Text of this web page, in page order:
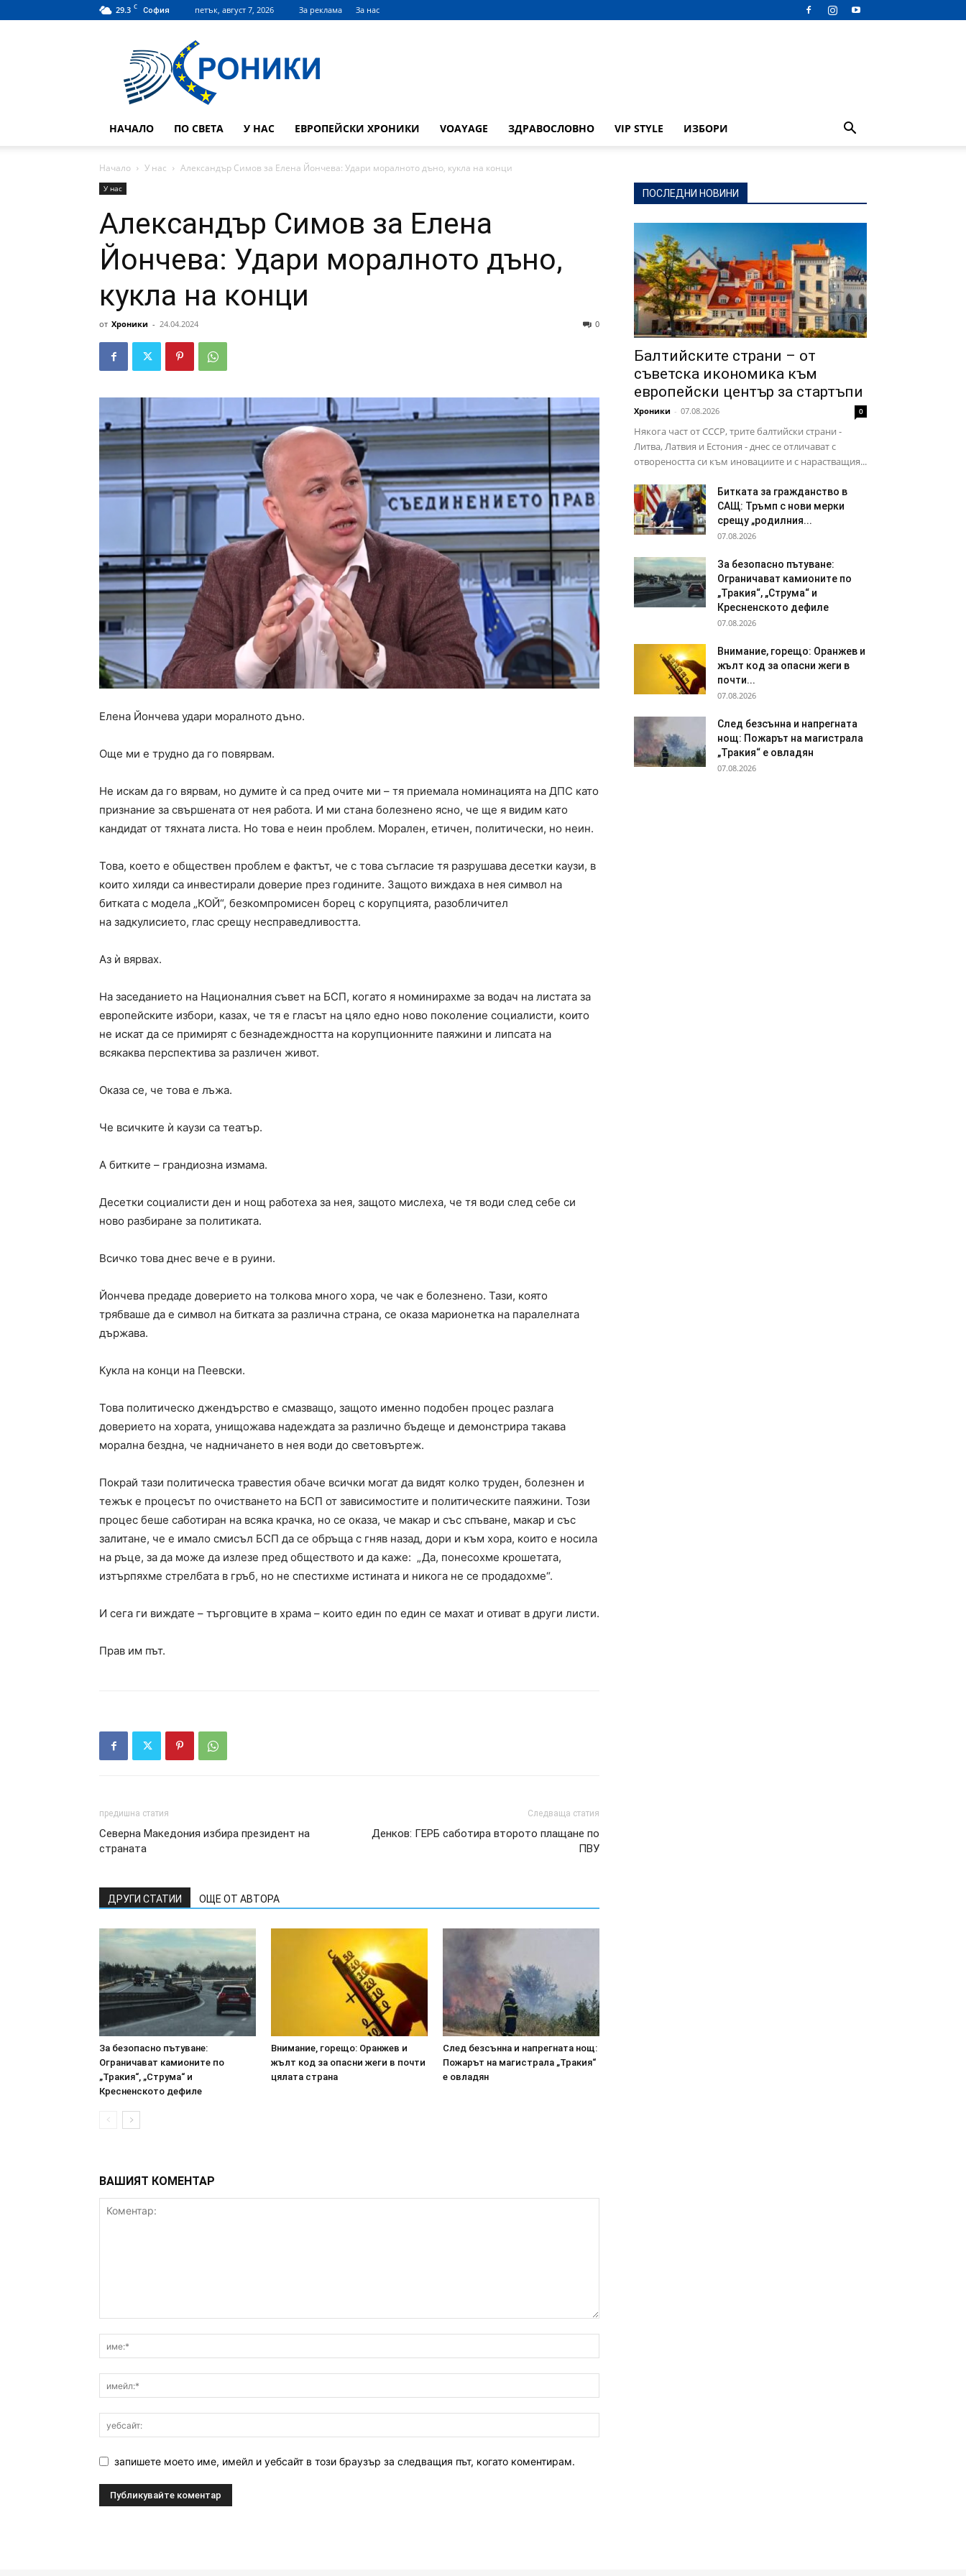
29.3 C София петък, август 7, 2026 За реклама За нас
НАЧАЛО ПО СВЕТА У НАС ЕВРОПЕЙСКИ ХРОНИКИ VOAYAGE ЗДРАВОСЛОВНО VIP STYLE ИЗБОРИ
Начало У нас Александър Симов за Елена Йончева: Удари моралното дъно, кукла на конци
У нас
Александър Симов за Елена
Йончева: Удари моралното дъно,
кукла на конци
от Хроники - 24.04.2024 0
Елена Йончева удари моралното дъно.
Още ми е трудно да го повярвам.
Не искам да го вярвам, но думите ѝ са пред очите ми – тя приемала номинацията на ДПС като
признание за свършената от нея работа. И ми стана болезнено ясно, че ще я видим като
кандидат от тяхната листа. Но това е неин проблем. Морален, етичен, политически, но неин.
Това, което е обществен проблем е фактът, че с това съгласие тя разрушава десетки каузи, в
които хиляди са инвестирали доверие през годините. Защото виждаха в нея символ на
битката с модела „КОЙ“, безкомпромисен борец с корупцията, разобличител
на задкулисието, глас срещу несправедливостта.
Аз ѝ вярвах.
На заседанието на Националния съвет на БСП, когато я номинирахме за водач на листата за
европейските избори, казах, че тя е гласът на цяло едно ново поколение социалисти, които
не искат да се примирят с безнадеждността на корупционните паяжини и липсата на
всякаква перспектива за различен живот.
Оказа се, че това е лъжа.
Че всичките ѝ каузи са театър.
А битките – грандиозна измама.
Десетки социалисти ден и нощ работеха за нея, защото мислеха, че тя води след себе си
ново разбиране за политиката.
Всичко това днес вече е в руини.
Йончева предаде доверието на толкова много хора, че чак е болезнено. Тази, която
трябваше да е символ на битката за различна страна, се оказа марионетка на паралелната
държава.
Кукла на конци на Пеевски.
Това политическо джендърство е смазващо, защото именно подобен процес разлага
доверието на хората, унищожава надеждата за различно бъдеще и демонстрира такава
морална бездна, че надничането в нея води до световъртеж.
Покрай тази политическа травестия обаче всички могат да видят колко труден, болезнен и
тежък е процесът по очистването на БСП от зависимостите и политическите паяжини. Този
процес беше саботиран на всяка крачка, но се оказа, че макар и със спъване, макар и със
залитане, че е имало смисъл БСП да се обръща с гняв назад, дори и към хора, които е носила
на ръце, за да може да излезе пред обществото и да каже: „Да, понесохме крошетата,
изтърпяхме стрелбата в гръб, но не спестихме истината и никога не се продадохме“.
И сега ги виждате – търговците в храма – които един по един се махат и отиват в други листи.
Прав им път.
предишна статия
Северна Македония избира президент на
страната
Следваща статия
Денков: ГЕРБ саботира второто плащане по
ПВУ
ДРУГИ СТАТИИ ОЩЕ ОТ АВТОРА
За безопасно пътуване:
Ограничават камионите по
„Тракия“, „Струма“ и
Кресненското дефиле
Внимание, горещо: Оранжев и
жълт код за опасни жеги в почти
цялата страна
След безсънна и напрегната нощ:
Пожарът на магистрала „Тракия“
е овладян
ВАШИЯТ КОМЕНТАР
запишете моето име, имейл и уебсайт в този браузър за следващия път, когато коментирам.
ПОСЛЕДНИ НОВИНИ
Балтийските страни – от
съветска икономика към
европейски център за стартъпи
Хроники - 07.08.2026 0
Някога част от СССР, трите балтийски страни -
Литва, Латвия и Естония - днес се отличават с
отвореността си към иновациите и с нарастващия...
Битката за гражданство в
САЩ: Тръмп с нови мерки
срещу „родилния...
07.08.2026
За безопасно пътуване:
Ограничават камионите по
„Тракия“, „Струма“ и
Кресненското дефиле
07.08.2026
Внимание, горещо: Оранжев и
жълт код за опасни жеги в
почти...
07.08.2026
След безсънна и напрегната
нощ: Пожарът на магистрала
„Тракия“ е овладян
07.08.2026